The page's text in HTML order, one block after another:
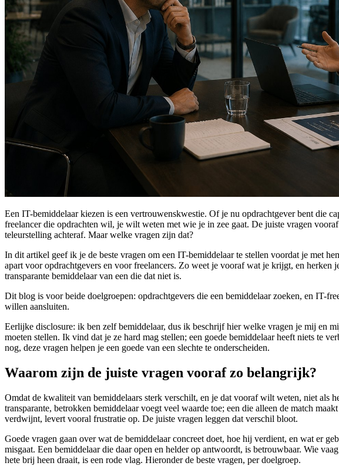
Een IT-bemiddelaar kiezen is een vertrouwenskwestie. Of je nu opdrachtgever bent die
freelancer die opdrachten wil, je wilt weten met wie je in zee gaat. De juiste vragen
teleurstelling achteraf. Maar welke vragen zijn dat?
In dit artikel geef ik je de beste vragen om een IT-bemiddelaar te stellen voordat je met
apart voor opdrachtgevers en voor freelancers. Zo weet je vooraf wat je krijgt, en herken
transparante bemiddelaar van een die dat niet is.
Dit blog is voor beide doelgroepen: opdrachtgevers die een bemiddelaar zoeken, en IT-
willen aansluiten.
Eerlijke disclosure: ik ben zelf bemiddelaar, dus ik beschrijf hier welke vragen je mij en
moeten stellen. Ik vind dat je ze hard mag stellen; een goede bemiddelaar heeft niets te
nog, deze vragen helpen je een goede van een slechte te onderscheiden.
Waarom zijn de juiste vragen vooraf zo belangrijk?
Omdat de kwaliteit van bemiddelaars sterk verschilt, en je dat vooraf wilt weten, niet als
transparante, betrokken bemiddelaar voegt veel waarde toe; een die alleen de match maakt
verdwijnt, levert vooral frustratie op. De juiste vragen leggen dat verschil bloot.
Goede vragen gaan over wat de bemiddelaar concreet doet, hoe hij verdient, en wat er
misgaat. Een bemiddelaar die daar open en helder op antwoordt, is betrouwbaar. Wie
hete brij heen draait, is een rode vlag. Hieronder de beste vragen, per doelgroep.